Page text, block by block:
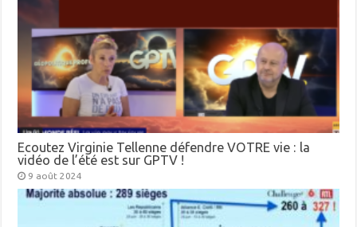
Ecoutez Virginie Tellenne défendre VOTRE vie : la
vidéo de l’été est sur GPTV !
9 août 2024